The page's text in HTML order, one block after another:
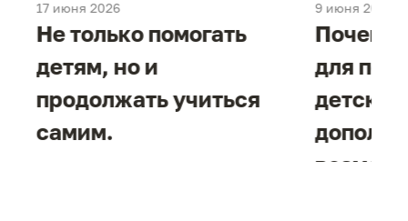
17 июня 2026
Не только помогать
детям, но и
продолжать учиться
самим.
9 июня 2026
Почему
для